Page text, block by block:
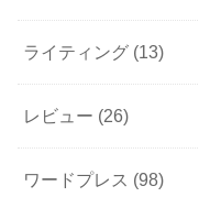
ライティング (13)
レビュー (26)
ワードプレス (98)